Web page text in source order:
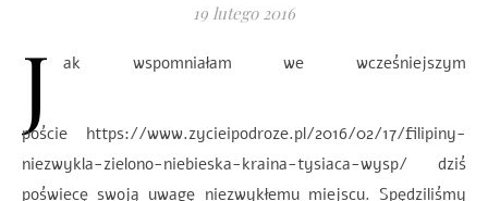
19 lutego 2016
J ak wspomniałam we wcześniejszym
poście https://www.zycieipodroze.pl/2016/02/17/filipiny-
niezwykla-zielono-niebieska-kraina-tysiaca-wysp/ dziś
poświecę swoją uwagę niezwykłemu miejscu. Spędziliśmy